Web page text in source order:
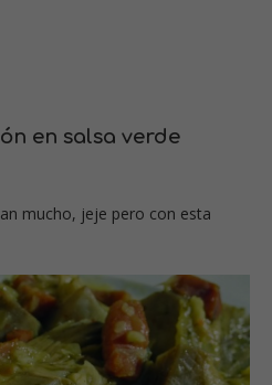
en salsa verde
mucho, jeje pero con esta